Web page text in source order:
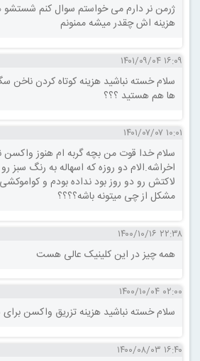
ژرمن نر دارم می خواستم سوال کنم شستشو
هزینه اش چقدر میشه ممنونم
۱۶:۰۹ ۱۴۰۱/۰۹/۰۴
سلام خسته نباشید هزینه کوتاه کردن ناخن
ها هم هستید ؟؟؟
۱۰:۰۱ ۱۴۰۱/۰۷/۰۷
سلام خدا قوت من بچه گربه ام هنوز واکسن
اخراشه.الام دو روزه که اسهاله به رنگ سبز
لاکتش رو دو روز بود نداده بودم و
مشکل از چی میتونه باشه؟؟؟؟
۲۲:۳۸ ۱۴۰۰/۱۰/۱۶
همه چیز در این کلینیک عالی هست
۰۲:۰۰ ۱۴۰۰/۱۰/۰۴
سلام خسته نباشید هزینه تزریق واکسن
۱۶:۴۰ ۱۴۰۰/۰۸/۰۳